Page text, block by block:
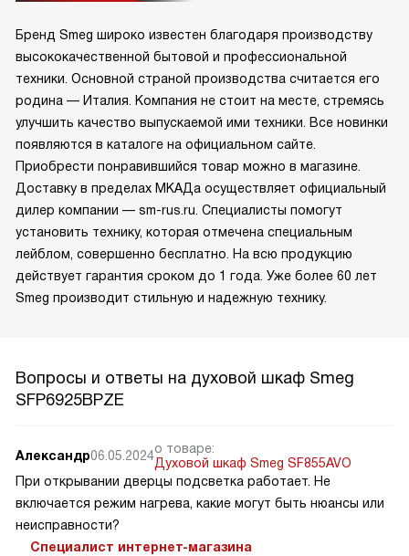
Бренд Smeg широко известен благодаря производству
высококачественной бытовой и профессиональной
техники. Основной страной производства считается его
родина — Италия. Компания не стоит на месте, стремясь
улучшить качество выпускаемой ими техники. Все новинки
появляются в каталоге на официальном сайте.
Приобрести понравившийся товар можно в магазине.
Доставку в пределах МКАДа осуществляет официальный
дилер компании — sm-rus.ru. Специалисты помогут
установить технику, которая отмечена специальным
лейблом, совершенно бесплатно. На всю продукцию
действует гарантия сроком до 1 года. Уже более 60 лет
Smeg производит стильную и надежную технику.
Вопросы и ответы на духовой шкаф Smeg
SFP6925BPZE
Александр06.05.2024о товаре:
Духовой шкаф Smeg SF855AVO
При открывании дверцы подсветка работает. Не
включается режим нагрева, какие могут быть нюансы или
неисправности?
Специалист интернет-магазина